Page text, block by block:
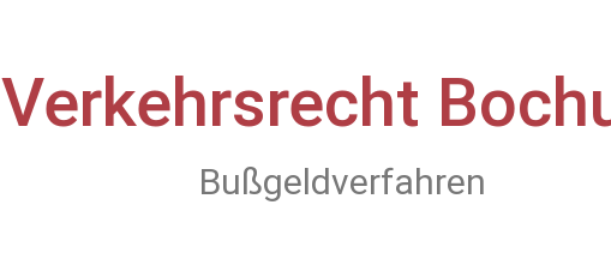
Verkehrsrecht
Bußgeldverfahren